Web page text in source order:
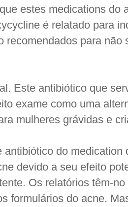
estes medications do
é relatado para
recomendados para
Este antibiótico que
exame como uma
mulheres grávidas e
antibiótico do
devido a seu efeito
Os relatórios têm-
formulários do acne.